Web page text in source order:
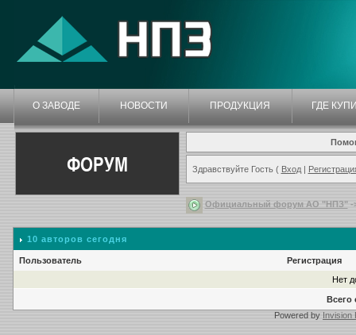
О ЗАВОДЕ НОВОСТИ ПРОДУКЦИЯ ГДЕ
ФОРУМ Здравствуйте Гость ( Вход|
Официальный форум АО "НПЗ"-
10 авторов сегодня
Пользователь
Регистрация
Нет
Всего
Powered by Invision